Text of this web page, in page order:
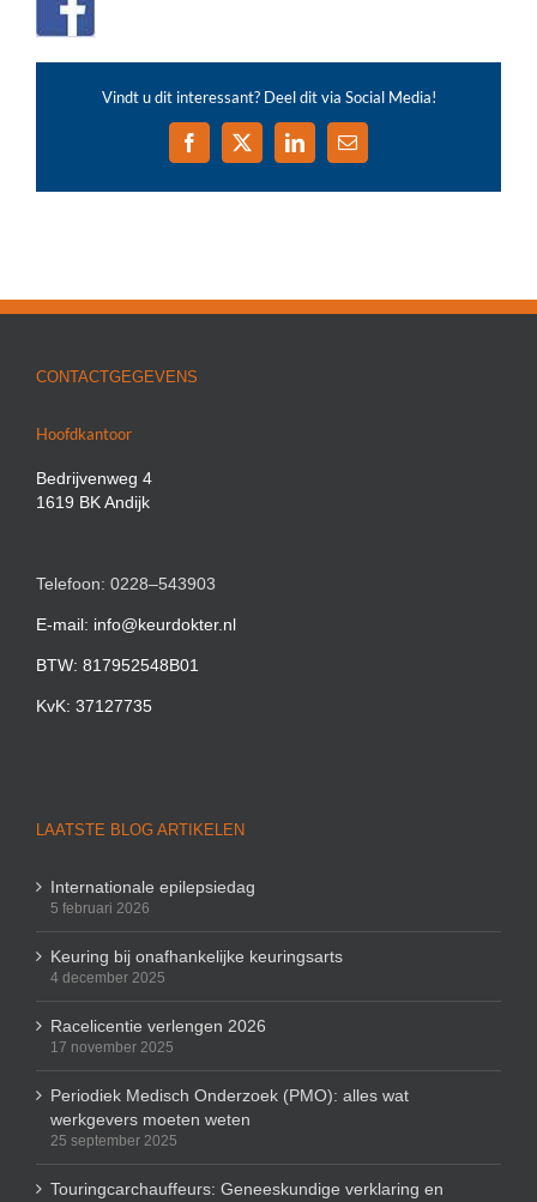
Vindt u dit interessant? Deel dit via Social Media!
Facebook
X LinkedIn
E-
CONTACTGEGEVENS
Hoofdkantoor
Bedrijvenweg 4
1619 BK Andijk
Telefoon: 0228–543903
E-mail: info@keurdokter.nl
BTW: 817952548B01
KvK: 37127735
LAATSTE BLOG ARTIKELEN
Internationale epilepsiedag
5 februari 2026
Keuring bij onafhankelijke keuringsarts
4 december 2025
Racelicentie verlengen 2026
17 november 2025
Periodiek Medisch Onderzoek (PMO): alles wat
werkgevers moeten weten
25 september 2025
Touringcarchauffeurs: Geneeskundige verklaring en